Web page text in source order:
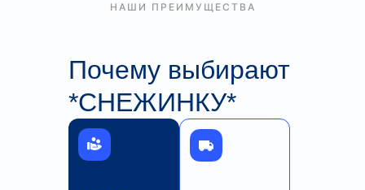
НАШИ ПРЕИМУЩЕСТВА
Почему выбирают
*СНЕЖИНКУ*